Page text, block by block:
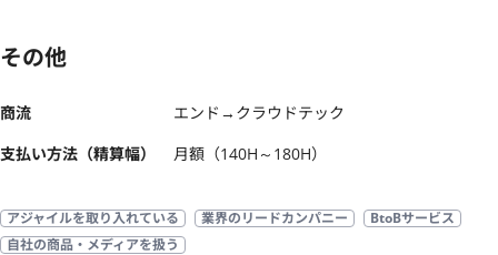
その他
商流
エンド→クラウドテック
支払い方法（精算幅）
月額（140H～180H）
アジャイルを取り入れている 業界のリードカンパニー
BtoBサービス
自社の商品・メディアを扱う